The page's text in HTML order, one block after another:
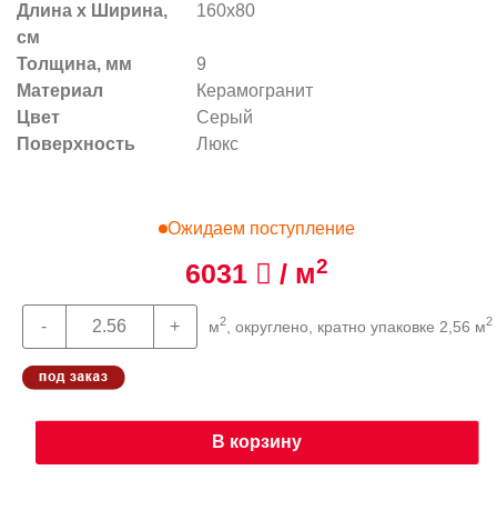
Длина х Ширина,
см
160x80
Толщина, мм
9
Материал
Керамогранит
Цвет
Серый
Поверхность
Люкс
Ожидаем поступление
6031 / м2
м2, округлено, кратно упаковке 2,56 м2
В корзину